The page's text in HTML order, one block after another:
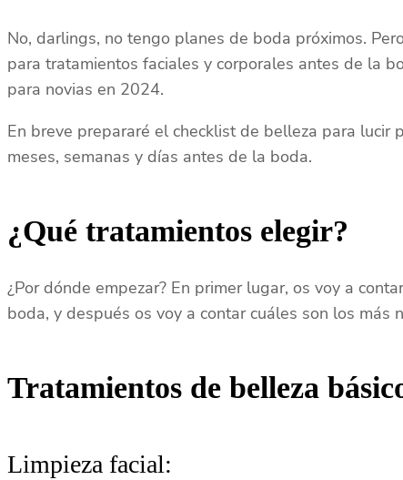
No, darlings, no tengo planes de boda próximos.
para tratamientos faciales y corporales antes de la
para novias en 2024.
En breve prepararé el checklist de belleza para
meses, semanas y días antes de la boda.
¿Qué tratamientos elegir?
¿Por dónde empezar? En primer lugar, os voy a
boda, y después os voy a contar cuáles son los
Tratamientos de belleza
Limpieza facial: